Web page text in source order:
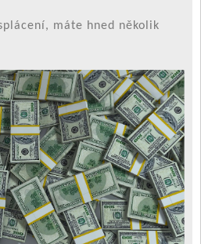
máte hned několik